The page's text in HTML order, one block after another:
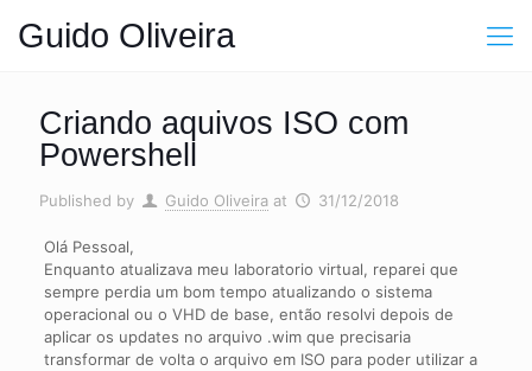
Guido Oliveira
Criando aquivos ISO com
Powershell
Published by Guido Oliveira at 31/12/2018
Olá Pessoal,
Enquanto atualizava meu laboratorio virtual, reparei que
sempre perdia um bom tempo atualizando o sistema
operacional ou o VHD de base, então resolvi depois de
aplicar os updates no arquivo .wim que precisaria
transformar de volta o arquivo em ISO para poder utilizar a